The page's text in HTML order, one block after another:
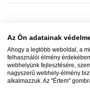
Az Ön adatainak
Ahogy a legtöbb weboldal, a
felhasználói élmény
webhelyünk fejlesztésére,
nagyszerű webhely-élmény
alkalmazzuk. Az "Értem"